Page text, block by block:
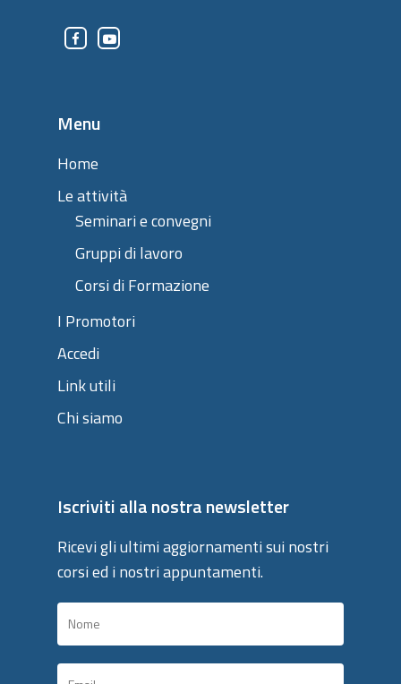
Menu
Home
Le attività
Seminari e convegni
Gruppi di lavoro
Corsi di Formazione
I Promotori
Accedi
Link utili
Chi siamo
Iscriviti alla nostra newsletter
Ricevi gli ultimi aggiornamenti sui nostri
corsi ed i nostri appuntamenti.